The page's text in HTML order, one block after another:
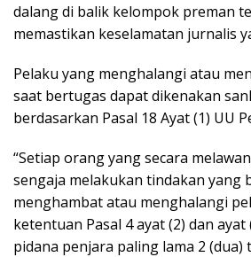
dalang di balik kelompok preman
memastikan keselamatan jurnalis
​Pelaku yang menghalangi atau
saat bertugas dapat dikenakan
berdasarkan Pasal 18 Ayat (1) UU
“Setiap orang yang secara
sengaja melakukan tindakan yang
menghambat atau menghalangi
ketentuan Pasal 4 ayat (2) dan
pidana penjara paling lama 2 (dua)